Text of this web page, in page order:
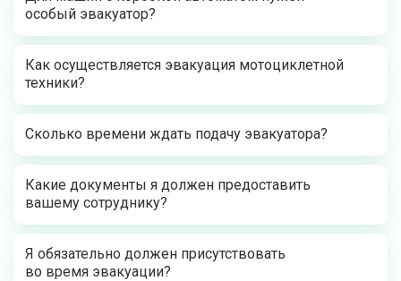
особый эвакуатор?
Как осуществляется эвакуация мотоциклетной
техники?
Сколько времени ждать подачу эвакуатора?
Какие документы я должен предоставить
вашему сотруднику?
Я обязательно должен присутствовать
во время эвакуации?